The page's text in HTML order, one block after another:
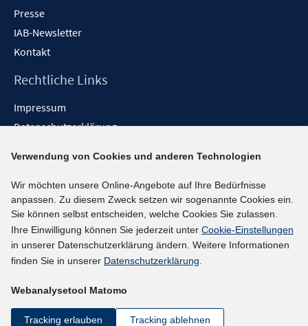
Presse
IAB-Newsletter
Kontakt
Rechtliche Links
Impressum
Datenschutzerklärung
Barrieren melden
Social-Media-Kanäle
BlueSky
YouTube
LinkedIn
kununu
Netiquette
Verwendung von Cookies und anderen Technologien
Wir möchten unsere Online-Angebote auf Ihre Bedürfnisse
anpassen. Zu diesem Zweck setzen wir sogenannte Cookies ein.
Sie können selbst entscheiden, welche Cookies Sie zulassen.
Ihre Einwilligung können Sie jederzeit unter Cookie-Einstellungen
in unserer Datenschutzerklärung ändern. Weitere Informationen
finden Sie in unserer Datenschutzerklärung.
Webanalysetool Matomo
Tracking erlauben Tracking ablehnen